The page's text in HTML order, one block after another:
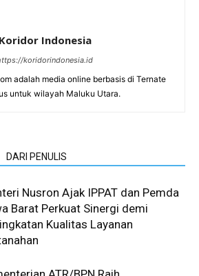
Koridor Indonesia
koridorindonesia.id
adalah media online berbasis di Ternate
untuk wilayah Maluku Utara.
DARI PENULIS
Nusron Ajak IPPAT dan Pemda
Barat Perkuat Sinergi demi
Kualitas Layanan